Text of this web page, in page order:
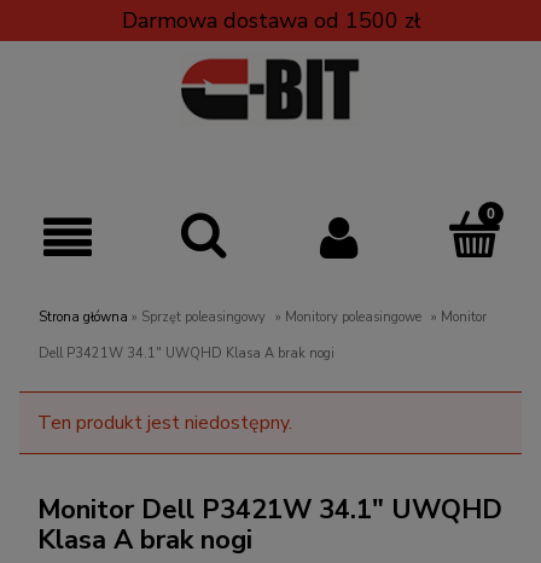
Darmowa dostawa od 1500 zł
Strona główna » Sprzęt poleasingowy » Monitory poleasingowe » Monitor
Dell P3421W 34.1" UWQHD Klasa A brak nogi
Ten produkt jest niedostępny.
Monitor Dell P3421W 34.1" UWQHD
Klasa A brak nogi